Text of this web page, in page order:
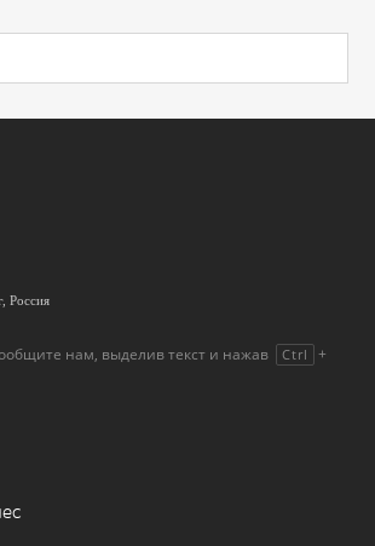
Россия
нам, выделив текст и нажав Ctrl +